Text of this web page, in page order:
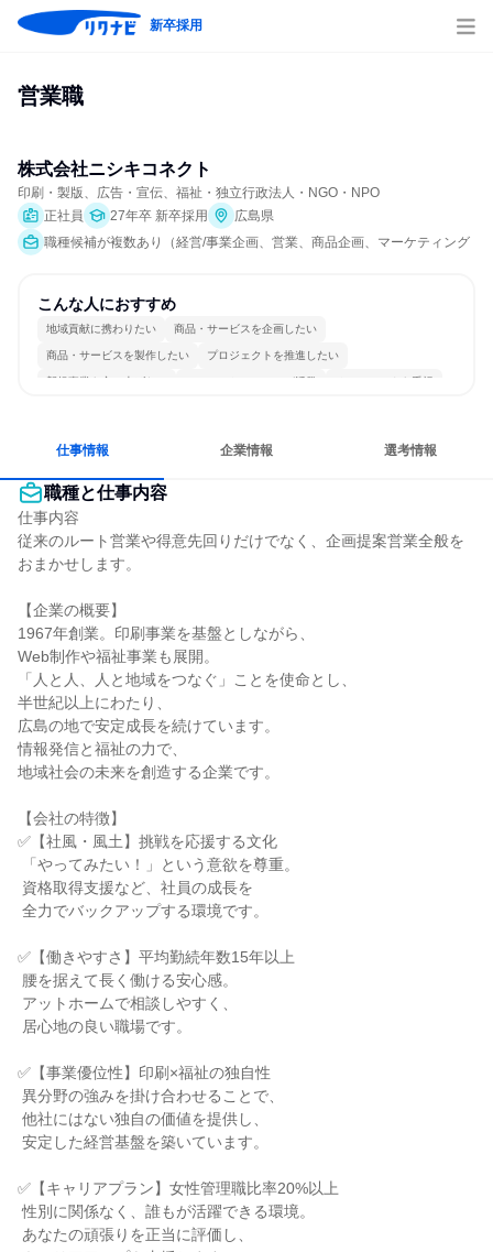
新卒採用
営業職
株式会社ニシキコネクト
印刷・製版、広告・宣伝、福祉・独立行政法人・NGO・NPO
正社員
27年卒 新卒採用
広島県
職種候補が複数あり（経営/事業企画、営業、商品企画、マーケティング・
こんな人におすすめ
地域貢献に携わりたい 商品・サービスを企画したい
商品・サービスを製作したい プロジェクトを推進したい
新規事業を立ち上げたい コミュニケーションが活発 チームワークを重視
仕事情報 企業情報 選考情報
職種と仕事内容
仕事内容
従来のルート営業や得意先回りだけでなく、企画提案営業全般を
おまかせします。
【企業の概要】
1967年創業。印刷事業を基盤としながら、
Web制作や福祉事業も展開。
「人と人、人と地域をつなぐ」ことを使命とし、
半世紀以上にわたり、
広島の地で安定成長を続けています。
情報発信と福祉の力で、
地域社会の未来を創造する企業です。
【会社の特徴】
✅【社風・風土】挑戦を応援する文化
✅【働きやすさ】平均勤続年数15年以上
✅【事業優位性】印刷×福祉の独自性
✅【キャリアプラン】女性管理職比率20%以上
性別に関係なく、誰もが活躍できる環境。